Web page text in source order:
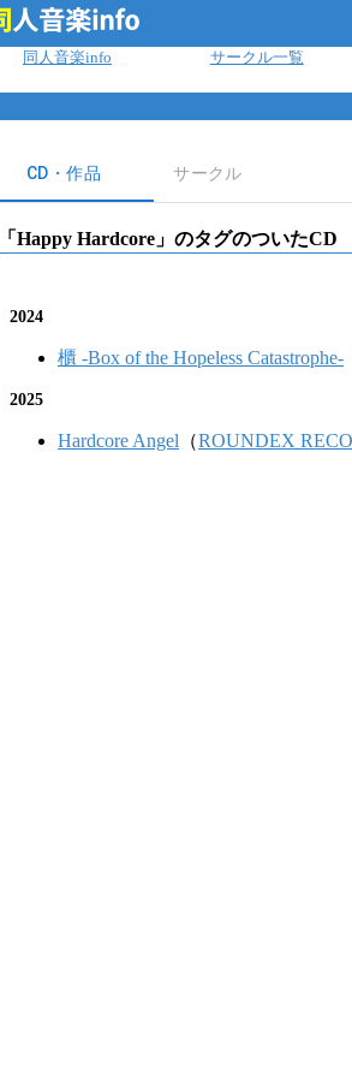
同人音楽info サークル一覧
CD・作品 サークル
「 Happy Hardcore 」のタグのついたCD
2024
櫃 -Box of the Hopeless Catastrophe-
2025
Hardcore Angel （ROUNDEX